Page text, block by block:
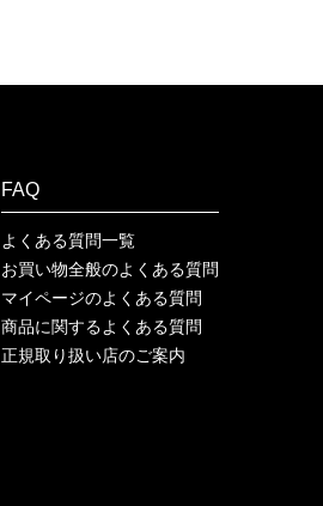
FAQ
よくある質問一覧
お買い物全般のよくある質問
マイページのよくある質問
商品に関するよくある質問
正規取り扱い店のご案内